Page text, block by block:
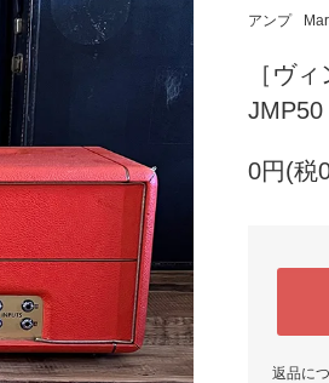
アンプ
［ヴ
JMP50
0円(税
返品に